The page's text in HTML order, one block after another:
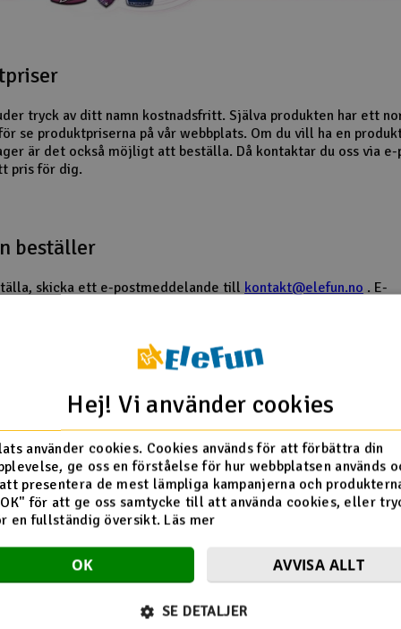
tryck av ditt namn kostnadsfritt. Själva produkten har ett
se produktpriserna på vår webbplats. Om du vill ha en
är det också möjligt att beställa. Då kontaktar du oss via e-
pris för dig.
beställer
skicka ett e-postmeddelande till kontakt@elefun.no . E-
eller oönskade förkortningar. Använd ämnesraden "HUDY
produkter med ditt namn
Beskrivelse
HUDY Set-up Toolset 1/10 Off-road
Set-up Toolset 1/10 & 1/12 Pan Cars
HUDY Set-up Toolset 1/8 GT
Set-up Toolset 1/8 Off-road
Hej! Vi använder cookies
använder cookies. Cookies används för att förbättra din
ge oss en förståelse för hur webbplatsen används
presentera de mest lämpliga kampanjerna och
för att ge oss samtycke till att använda cookies, eller
en fullständig översikt. Läs mer
OK AVVISA ALLT
SE DETALJER